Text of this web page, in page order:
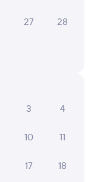
27 28
3 4
10 11
17 18